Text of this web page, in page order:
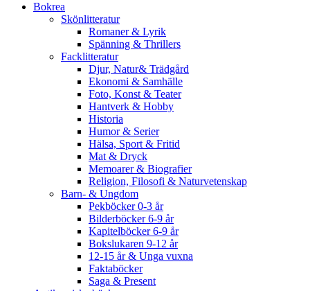
Bokrea
Skönlitteratur
Romaner & Lyrik
Spänning & Thrillers
Facklitteratur
Djur, Natur& Trädgård
Ekonomi & Samhälle
Foto, Konst & Teater
Hantverk & Hobby
Historia
Humor & Serier
Hälsa, Sport & Fritid
Mat & Dryck
Memoarer & Biografier
Religion, Filosofi & Naturvetenskap
Barn- & Ungdom
Pekböcker 0-3 år
Bilderböcker 6-9 år
Kapitelböcker 6-9 år
Bokslukaren 9-12 år
12-15 år & Unga vuxna
Faktaböcker
Saga & Present